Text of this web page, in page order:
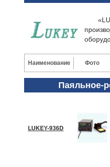
Наименование Фото
Паяльное-
LUKEY-936D